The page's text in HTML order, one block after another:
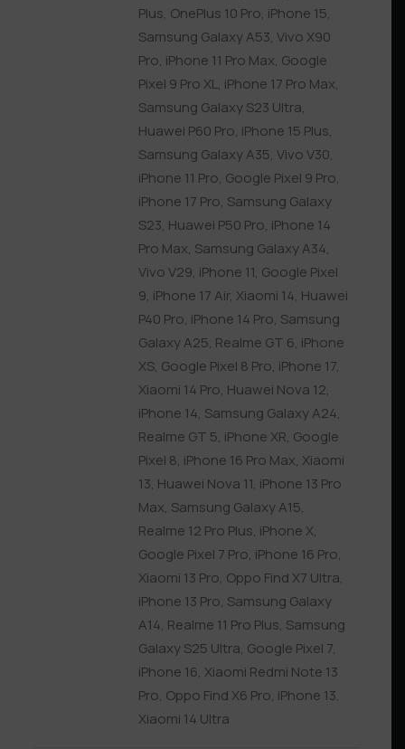
Plus, OnePlus 10 Pro, iPhone 15,
Samsung Galaxy A53, Vivo X90
Pro, iPhone 11 Pro Max, Google
Pixel 9 Pro XL, iPhone 17 Pro Max,
Samsung Galaxy S23 Ultra,
Huawei P60 Pro, iPhone 15 Plus,
Samsung Galaxy A35, Vivo V30,
iPhone 11 Pro, Google Pixel 9 Pro,
iPhone 17 Pro, Samsung Galaxy
S23, Huawei P50 Pro, iPhone 14
Pro Max, Samsung Galaxy A34,
Vivo V29, iPhone 11, Google Pixel
9, iPhone 17 Air, Xiaomi 14, Huawei
P40 Pro, iPhone 14 Pro, Samsung
Galaxy A25, Realme GT 6, iPhone
XS, Google Pixel 8 Pro, iPhone 17,
Xiaomi 14 Pro, Huawei Nova 12,
iPhone 14, Samsung Galaxy A24,
Realme GT 5, iPhone XR, Google
Pixel 8, iPhone 16 Pro Max, Xiaomi
13, Huawei Nova 11, iPhone 13 Pro
Max, Samsung Galaxy A15,
Realme 12 Pro Plus, iPhone X,
Google Pixel 7 Pro, iPhone 16 Pro,
Xiaomi 13 Pro, Oppo Find X7 Ultra,
iPhone 13 Pro, Samsung Galaxy
A14, Realme 11 Pro Plus, Samsung
Galaxy S25 Ultra, Google Pixel 7,
iPhone 16, Xiaomi Redmi Note 13
Pro, Oppo Find X6 Pro, iPhone 13,
Xiaomi 14 Ultra